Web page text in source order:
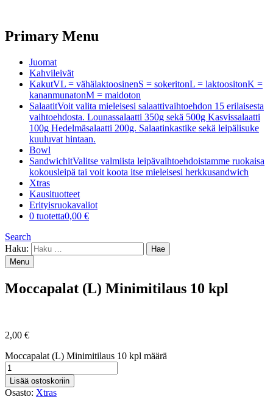
Primary Menu
Juomat
Kahvileivät
KakutVL = vähälaktoosinenS = sokeritonL = laktoositonK =
kananmunatonM = maidoton
SalaatitVoit valita mieleisesi salaattivaihtoehdon 15 erilaisesta
vaihtoehdosta. Lounassalaatti 350g sekä 500g Kasvissalaatti
100g Hedelmäsalaatti 200g. Salaatinkastike sekä leipälisuke
kuuluvat hintaan.
Bowl
SandwichitValitse valmiista leipävaihtoehdoistamme ruokaisa
kokousleipä tai voit koota itse mieleisesi herkkusandwich
Xtras
Kausituotteet
Erityisruokavaliot
0 tuotetta0,00 €
Search
Haku:
Menu
Moccapalat (L) Minimitilaus 10 kpl
2,00 €
Moccapalat (L) Minimitilaus 10 kpl määrä
Lisää ostoskoriin
Osasto: Xtras